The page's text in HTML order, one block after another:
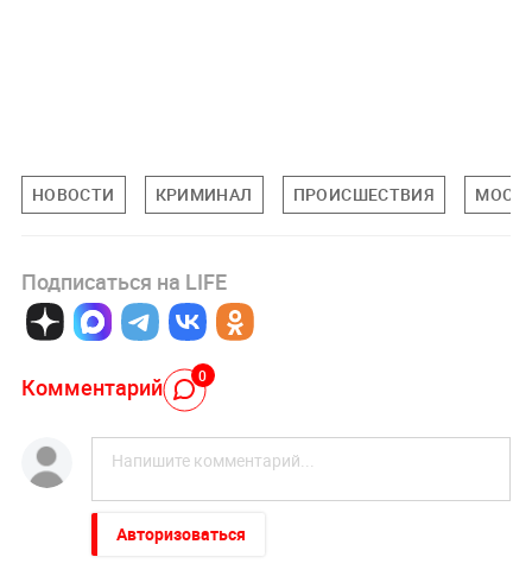
НОВОСТИ КРИМИНАЛ ПРОИСШЕСТВИЯ
Подписаться на LIFE
Комментарий 0
Авторизоваться